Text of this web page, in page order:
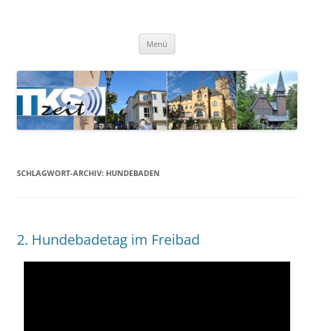
Menü
SCHLAGWORT-ARCHIV: HUNDEBADEN
2. Hundebadetag im Freibad